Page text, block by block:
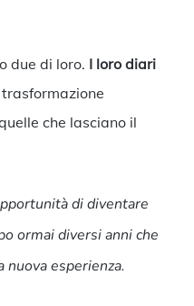
due di loro. I loro diari
che lasciano il
di diventare
ormai diversi anni che
nuova esperienza.